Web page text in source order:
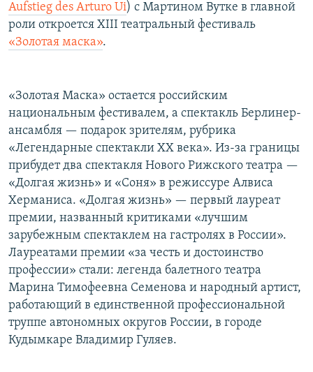
Aufstieg des Arturo Ui) с Мартином Вутке в главной
роли откроется XIII театральный фестиваль
«Золотая маска».
«Золотая Маска» остается российским
национальным фестивалем, а спектакль Берлинер-
ансамбля — подарок зрителям, рубрика
«Легендарные спектакли ХХ века». Из-за границы
прибудет два спектакля Нового Рижского театра —
«Долгая жизнь» и «Соня» в режиссуре Алвиса
Херманиса. «Долгая жизнь» — первый лауреат
премии, названный критиками «лучшим
зарубежным спектаклем на гастролях в России».
Лауреатами премии «за честь и достоинство
профессии» стали: легенда балетного театра
Марина Тимофеевна Семенова и народный артист,
работающий в единственной профессиональной
труппе автономных округов России, в городе
Кудымкаре Владимир Гуляев.